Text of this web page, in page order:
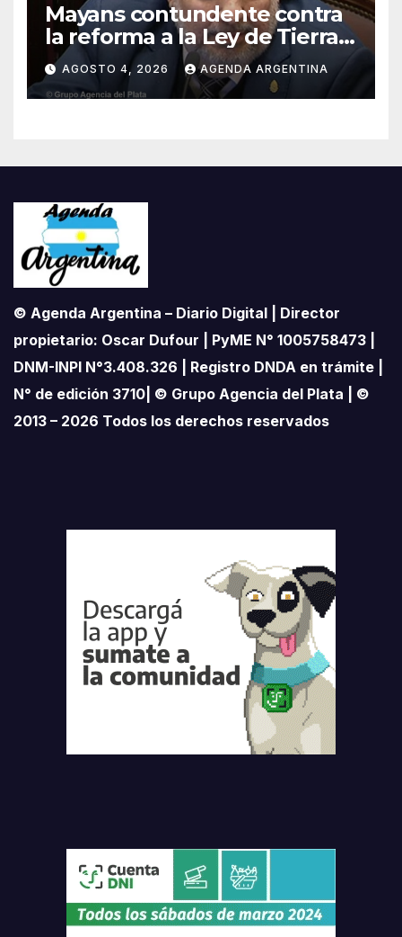
Mayans contundente contra
la reforma a la Ley de Tierras:
«Esta ley vende el país»
AGOSTO 4, 2026 AGENDA ARGENTINA
© Agenda Argentina – Diario Digital | Director
propietario: Oscar Dufour | PyME N° 1005758473 |
DNM-INPI N°3.408.326 | Registro DNDA en trámite |
N° de edición 3710| © Grupo Agencia del Plata | ©
2013 – 2026 Todos los derechos reservados